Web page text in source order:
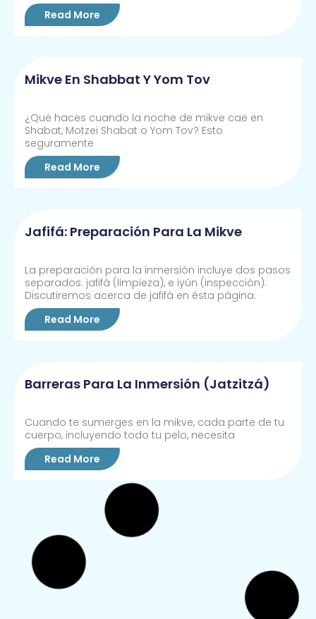
Read More
Mikve En Shabbat Y Yom Tov
¿Qué haces cuando la noche de mikve cae en
Shabat, Motzei Shabat o Yom Tov? Esto
seguramente
Read More
Jafifá: Preparación Para La Mikve
La preparación para la inmersión incluye dos pasos
separados: jafifá (limpieza), e iyún (inspección).
Discutiremos acerca de jafifá en ésta página.
Read More
Barreras Para La Inmersión (jatzitzá)
Cuando te sumerges en la mikve, cada parte de tu
cuerpo, incluyendo todo tu pelo, necesita
Read More